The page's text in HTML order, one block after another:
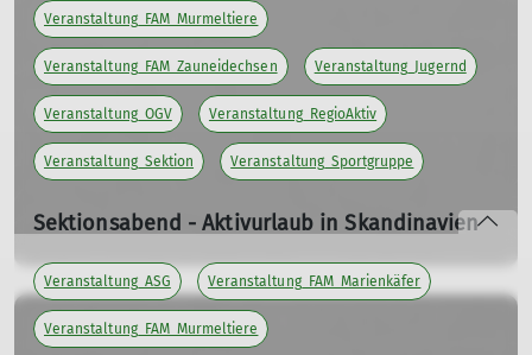
mehr erfahren
Veranstaltung_FAM_Murmeltiere
Veranstaltung_FAM_Zauneidechsen Veranstaltung_Jugernd
Veranstaltung_OGV Veranstaltung_RegioAktiv
Veranstaltung_Sektion Veranstaltung_Sportgruppe
Sektionsabend - Aktivurlaub in Skandinavien
Do. 05.11.2026 19:30 Uhr
Skandinavienabend:
in Skandinavien mit dem Seekajak unterweg
Veranstaltung_ASG Veranstaltung_FAM_Marienkäfer
Veranstaltung_FAM_Murmeltiere